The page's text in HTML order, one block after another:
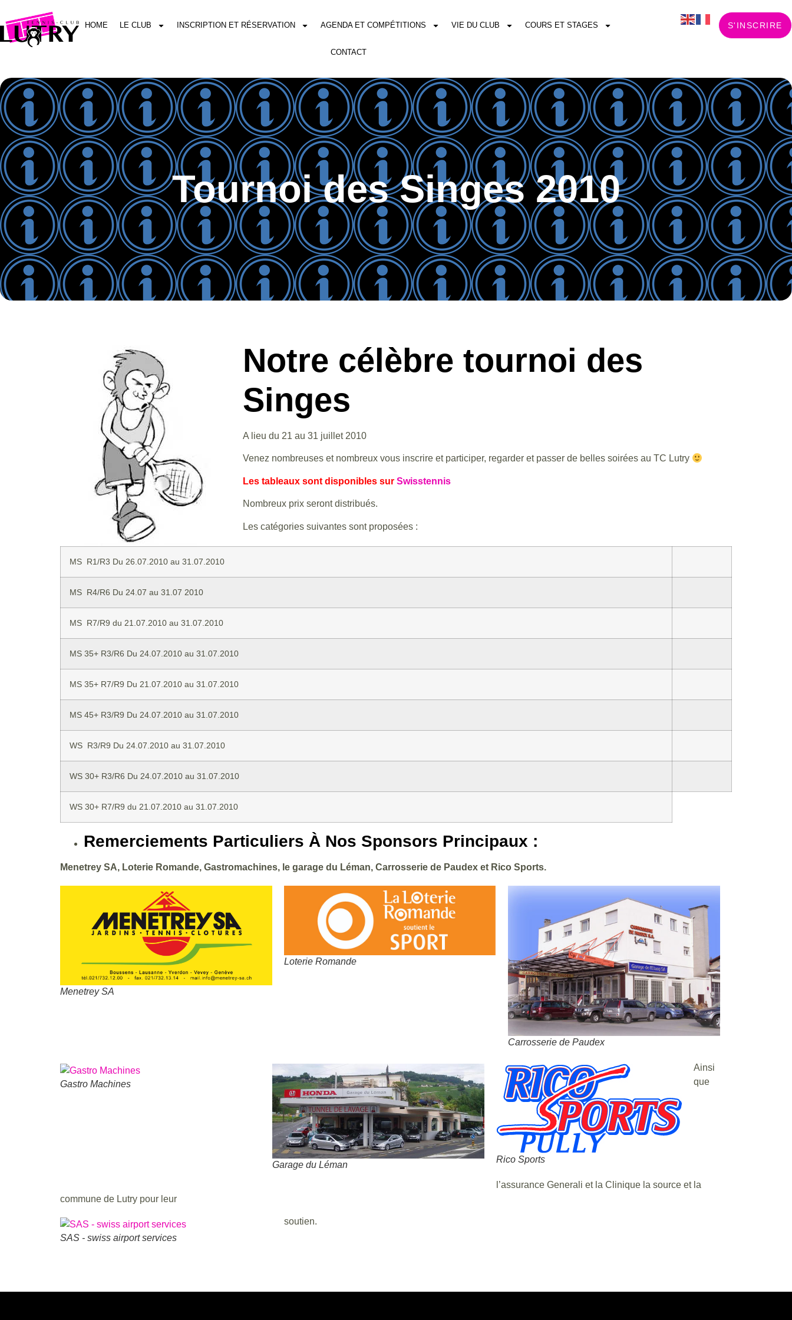
HOME LE CLUB INSCRIPTION ET RÉSERVATION AGENDA ET COMPÉTITIONS VIE DU CLUB COURS ET STAGES
CONTACT
S'INSCRIRE
Tournoi des Singes 2010
Notre célèbre tournoi des
Singes
A lieu du 21 au 31 juillet 2010
Venez nombreuses et nombreux vous inscrire et participer, regarder et passer de belles soirées au TC Lutry
Les tableaux sont disponibles sur Swisstennis
Nombreux prix seront distribués.
Les catégories suivantes sont proposées :
MS R1/R3 Du 26.07.2010 au 31.07.2010
MS R4/R6 Du 24.07 au 31.07 2010
MS R7/R9 du 21.07.2010 au 31.07.2010
MS 35+ R3/R6 Du 24.07.2010 au 31.07.2010
MS 35+ R7/R9 Du 21.07.2010 au 31.07.2010
MS 45+ R3/R9 Du 24.07.2010 au 31.07.2010
WS R3/R9 Du 24.07.2010 au 31.07.2010
WS 30+ R3/R6 Du 24.07.2010 au 31.07.2010
WS 30+ R7/R9 du 21.07.2010 au 31.07.2010
Remerciements Particuliers À Nos Sponsors Principaux :
Menetrey SA, Loterie Romande, Gastromachines, le garage du Léman, Carrosserie de Paudex et Rico Sports.
Menetrey SA
Loterie Romande
Carrosserie de Paudex
Gastro Machines
Garage du Léman
Rico Sports
Ainsi
que
l’assurance Generali et la Clinique la source et la
commune de Lutry pour leur
SAS - swiss airport services
soutien.